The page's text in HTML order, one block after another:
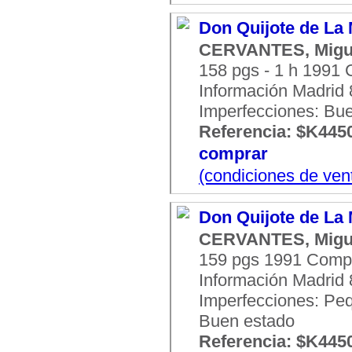
Don Quijote de La
CERVANTES,
158 pgs - 1 h 1991
Información Madrid
Imperfecciones:
Referencia:
comprar
(condiciones de
Don Quijote de La
CERVANTES,
159 pgs 1991
Información Madrid
Imperfecciones:
Buen estado
Referencia: